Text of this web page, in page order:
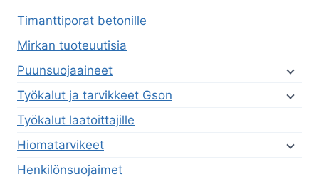
Timanttiporat betonille
Mirkan tuoteuutisia
Puunsuojaaineet
Työkalut ja tarvikkeet Gson
Työkalut laatoittajille
Hiomatarvikeet
Henkilönsuojaimet